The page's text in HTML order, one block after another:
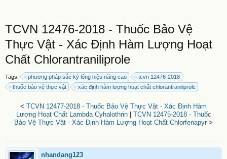
TCVN 12476-2018 - Thuốc Bảo Vệ
Thực Vật - Xác Định Hàm Lượng Hoạt
Chất Chlorantraniliprole
Tags: phương pháp sắc ký lỏng hiệu năng cao
tcvn 12476-2018
thuốc bảo vệ thực vật
xác định hàm lượng hoạt chất chlorantraniliprole
< TCVN 12477-2018 - Thuốc Bảo Vệ Thực Vật - Xác Định Hàm
Lượng Hoạt Chất Lambda Cyhalothrin| TCVN 12475-2018 - Thuốc
Bảo Vệ Thực Vật - Xác Định Hàm Lượng Hoạt Chất Chlorfenapyr>
nhandang123